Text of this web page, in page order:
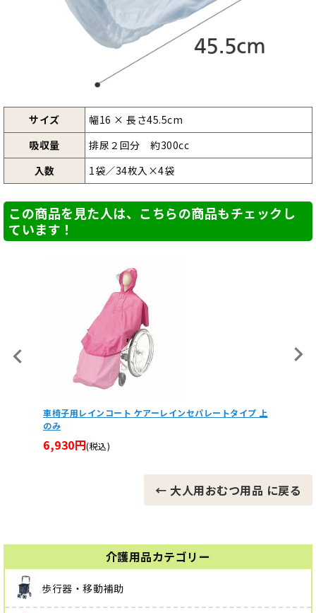
介護用品カテゴリー
歩行器・移動補助
サイズ
幅16 × 長さ45.5cm
吸収量
排尿２回分 約300cc
入数
1袋／34枚入×4袋
この商品を見た人は、こちらの商品もチェックし
ています！
車椅子用レインコート ケアーレインセパレートタイプ 上
のみ
6,930円(税込)
プレ
トレス
← 大人用おむつ用品 に戻る